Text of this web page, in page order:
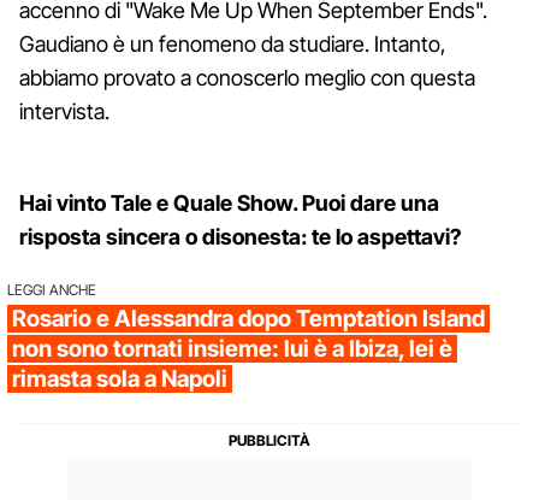
accenno di "Wake Me Up When September Ends".
Gaudiano è un fenomeno da studiare. Intanto,
abbiamo provato a conoscerlo meglio con questa
intervista.
Hai vinto Tale e Quale Show. Puoi dare una
risposta sincera o disonesta: te lo aspettavi?
LEGGI ANCHE
Rosario e Alessandra dopo Temptation Island
non sono tornati insieme: lui è a Ibiza, lei è
rimasta sola a Napoli